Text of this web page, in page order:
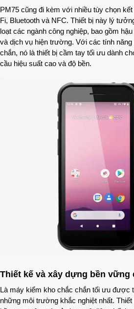
PM75 cũng đi kèm với nhiều tùy chọn
Fi, Bluetooth và NFC. Thiết bị này lý
loạt các ngành công nghiệp, bao gồm
và dịch vụ hiện trường. Với các tính
chắn, nó là thiết bị cầm tay tối ưu dành
cầu hiệu suất cao và độ bền.
Thiết kế và xây dựng bền vững
Là máy kiểm kho chắc chắn tối ưu được
những môi trường khắc nghiệt nhất.